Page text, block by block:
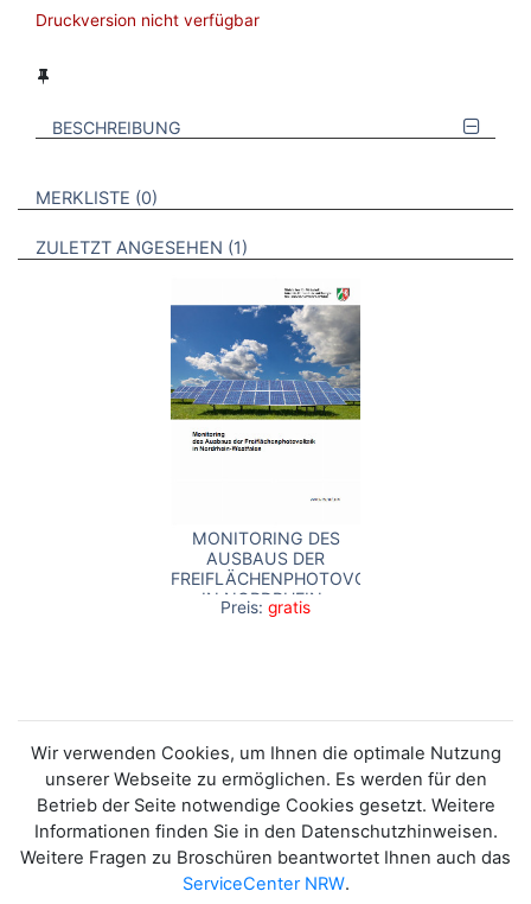
Druckversion nicht verfügbar
BESCHREIBUNG
VERWEISE AUF VERMERKTE- ODER ZULETZT ANGESEHENE
MERKLISTE 0 BROSCHÜREN
ZULETZT ANGESEHEN 1 BROSCHÜREN
MONITORING DES
AUSBAUS DER
FREIFLÄCHENPHOTOVOLTAIK
IN NORDRHEIN-
WESTFALEN
Preis: gratis
Wir verwenden Cookies, um Ihnen die optimale Nutzung
unserer Webseite zu ermöglichen. Es werden für den
Betrieb der Seite notwendige Cookies gesetzt. Weitere
Informationen finden Sie in den Datenschutzhinweisen.
Weitere Fragen zu Broschüren beantwortet Ihnen auch das
ServiceCenter NRW.